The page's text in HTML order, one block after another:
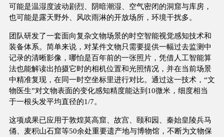
可能是温湿度波动剧烈、阴暗潮湿、空气密闭的洞窟与库房，
也可能是露天野外、风吹雨淋的开放场所，环境干扰多。
团队研发了一套面向复杂文物场景的时空智能视觉感知技术和
装备体系。简单来说，对某件文物只需要提供一幅过去监测中
记录的清晰影像，哪怕是百年前的一张照片，凭借人工智能算
法也能解读出拍摄它时的相机位置和光照情况，并在当前场景
中精准复现，在同一时空坐标里进行对比。通过这一技术，“文
物医生”对文物表面的变化感知精度能达到10微米，细度相当
于一根头发平均直径的1/7。
这项成果已应用于敦煌莫高窟、故宫、颐和园、秦始皇陵兵马
俑、麦积山石窟等50余处重要遗产地与博物馆，不断为文物保